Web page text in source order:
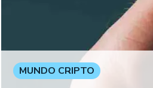
MUNDO CRIPTO